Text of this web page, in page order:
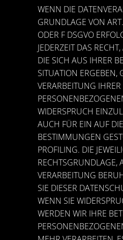
WENN DIE
GRUNDLAGE VON
ODER F DSGVO
JEDERZEIT DAS
DIE SICH AUS IHRER
SITUATION ERGEBEN,
VERARBEITUNG IHRER
WIDERSPRUCH
AUCH FÜR EIN AUF
BESTIMMUNGEN
PROFILING. DIE
RECHTSGRUNDLAGE,
VERARBEITUNG
SIE DIESER
WENN SIE
WERDEN WIR IHRE